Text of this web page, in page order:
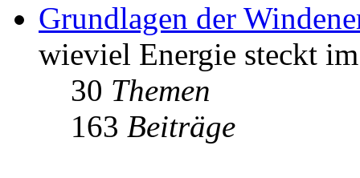
Grundlagen der
wieviel Energie steckt
30 Themen
163 Beiträge